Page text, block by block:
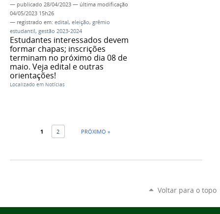
— publicado 28/04/2023 — última modificação
04/05/2023 15h26
— registrado em: edital, eleição, grêmio
estudantil, gestão 2023-2024
Estudantes interessados devem
formar chapas; inscrições
terminam no próximo dia 08 de
maio. Veja edital e outras
orientações!
Localizado em Notícias
1 2 PRÓXIMO »
Voltar para o topo